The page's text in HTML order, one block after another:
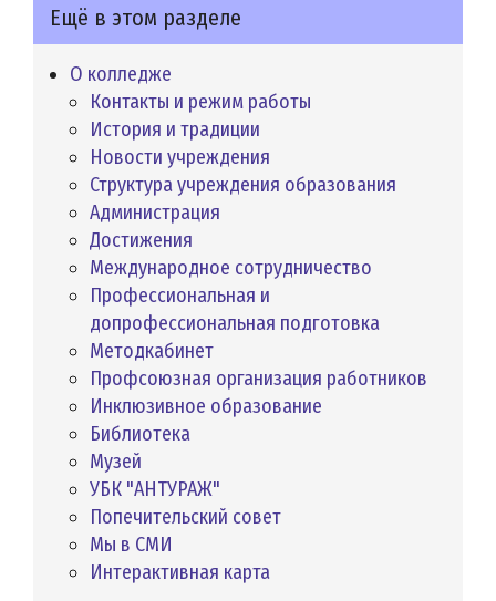
Ещё в этом разделе
О колледже
Контакты и режим работы
История и традиции
Новости учреждения
Структура учреждения образования
Администрация
Достижения
Международное сотрудничество
Профессиональная и
допрофессиональная подготовка
Методкабинет
Профсоюзная организация работников
Инклюзивное образование
Библиотека
Музей
УБК "АНТУРАЖ"
Попечительский совет
Мы в СМИ
Интерактивная карта